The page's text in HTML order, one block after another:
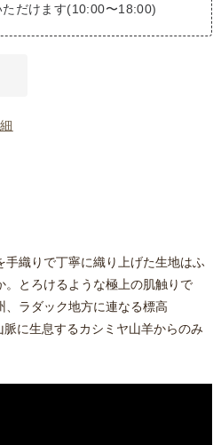
だけます(10:00〜18:00)
織りで丁寧に織り上げた生地はふ
。とろけるような極上の肌触りで
ラダック地方に連なる標高
に生息するカシミヤ山羊からのみ